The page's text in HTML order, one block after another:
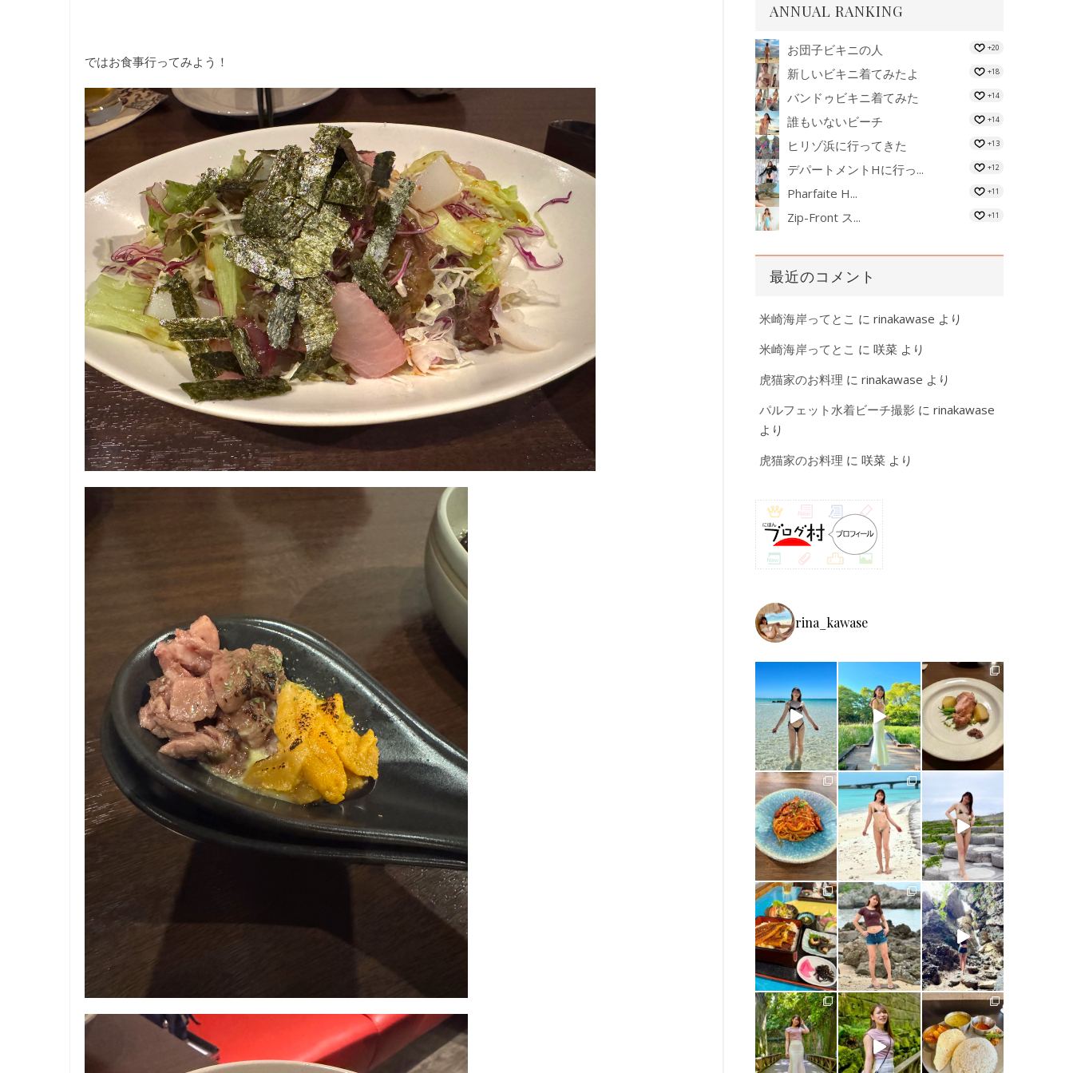
ではお食事行ってみよう！
ANNUAL RANKING
お団子ビキニの人 +20
新しいビキニ着てみたよ +18
バンドゥビキニ着てみた +14
誰もいないビーチ +14
ヒリゾ浜に行ってきた +13
デパートメントHに行っ... +12
Pharfaite H... +11
Zip-Front ス... +11
最近のコメント
米崎海岸ってとこ に rinakawase より
米崎海岸ってとこ に 咲菜 より
虎猫家のお料理 に rinakawase より
パルフェット水着ビーチ撮影 に rinakawase
より
虎猫家のお料理 に 咲菜 より
rina_kawase